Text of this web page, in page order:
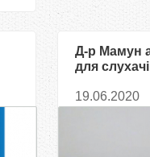
Д-р Мамун
для
розвиток
19.06.2020